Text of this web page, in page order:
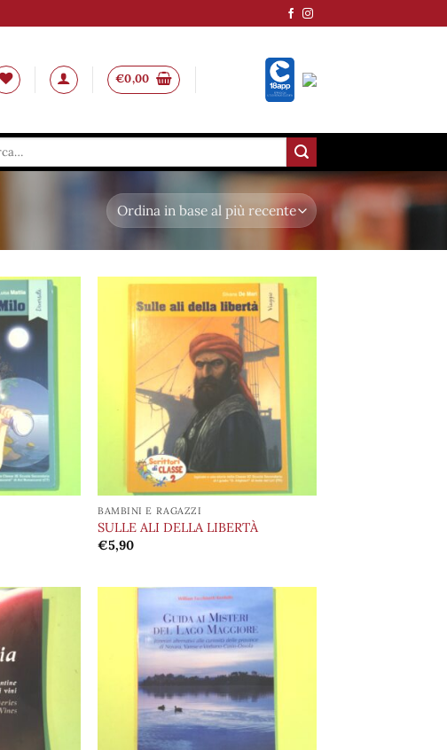
€0,00
Aggiungi
alla lista
Aggiungi
alla lista
dei
desideri
BAMBINI E RAGAZZI
SULLE ALI DELLA LIBERTÀ
€5,90
alla lista
alla lista
desideri